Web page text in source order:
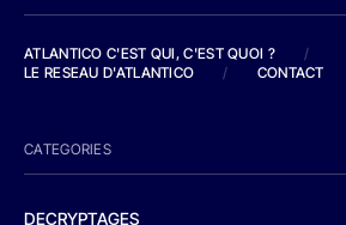
ATLANTICO C'EST QUI, C'EST QUOI ?
/
LE RESEAU D'ATLANTICO
/ CONTACT
CATEGORIES
DECRYPTAGES